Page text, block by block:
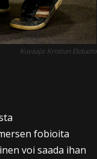
Kuvaaja: Kristian Eloluoto
fobioita
voi saada ihan